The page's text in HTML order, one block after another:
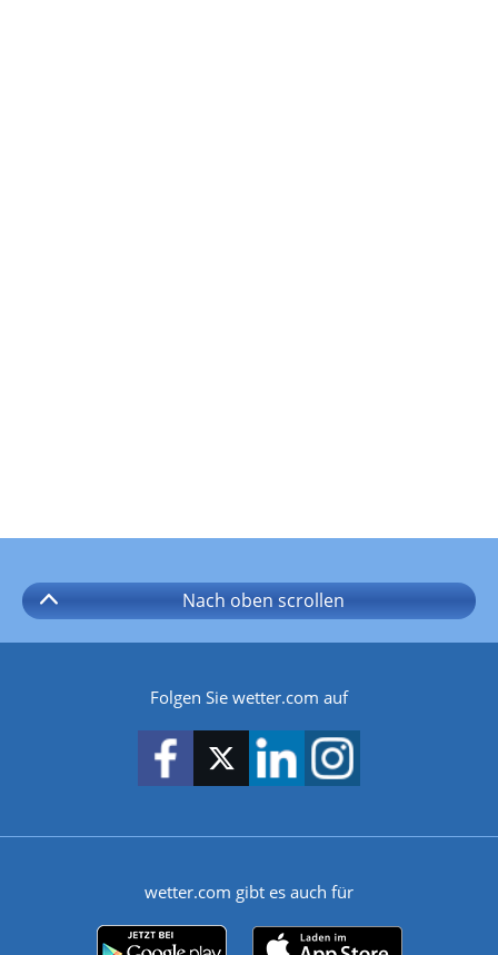
Nach oben scrollen
Folgen Sie wetter.com auf
wetter.com gibt es auch für